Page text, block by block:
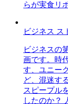
らが実食リ
ビジネス ス
ビジネスの
画です。時
す、ユニー
ど、混迷す
スピープル
したのか？